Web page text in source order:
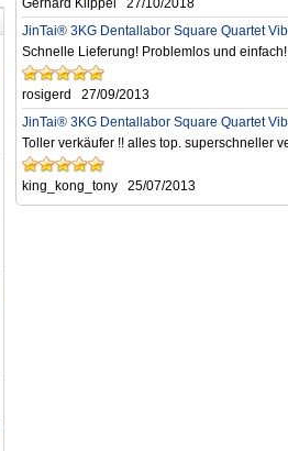
Gerhard Klippel
27/10/2018
JinTai® 3KG Dentallabor Square Quartet
Schnelle Lieferung! Problemlos und
rosigerd
27/09/2013
JinTai® 3KG Dentallabor Square Quartet
Toller verkäufer !! alles top. superschneller
king_kong_tony 25/07/2013